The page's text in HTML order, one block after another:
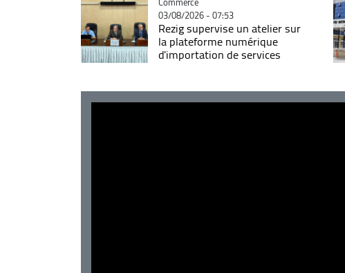
03/08/2026 - 07:53
Rezig supervise un atelier sur
la plateforme numérique
d'importation de services